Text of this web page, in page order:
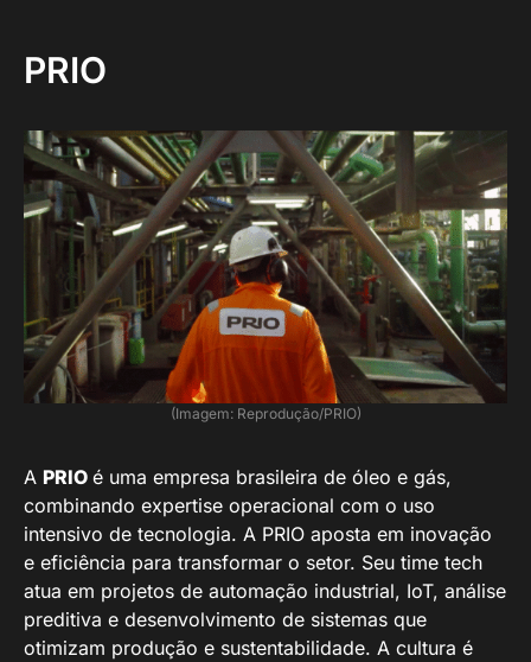
PRIO
(Imagem: Reprodução/PRIO)
A PRIO é uma empresa brasileira de óleo e gás,
combinando expertise operacional com o uso
intensivo de tecnologia. A PRIO aposta em inovação
e eficiência para transformar o setor. Seu time tech
atua em projetos de automação industrial, IoT, análise
preditiva e desenvolvimento de sistemas que
otimizam produção e sustentabilidade. A cultura é